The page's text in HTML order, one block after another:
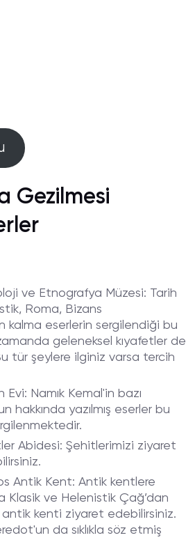
Gezilmesi
ve Etnografya Müzesi: Tarih
Roma, Bizans
kalma eserlerin sergilendiği bu
geleneksel kıyafetler de
tür şeylere ilginiz varsa tercih
Evi: Namık Kemal'in bazı
hakkında yazılmış eserler bu
Abidesi: Şehitlerimizi ziyaret
Antik Kent: Antik kentlere
Klasik ve Helenistik Çağ’dan
antik kenti ziyaret edebilirsiniz.
da sıklıkla söz etmiş